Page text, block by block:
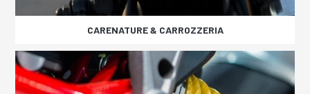
CARENATURE & CARROZZERIA